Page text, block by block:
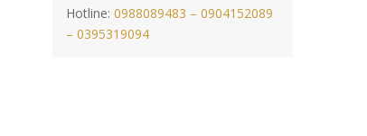
Hotline: 0988089483 – 0904152089
– 0395319094